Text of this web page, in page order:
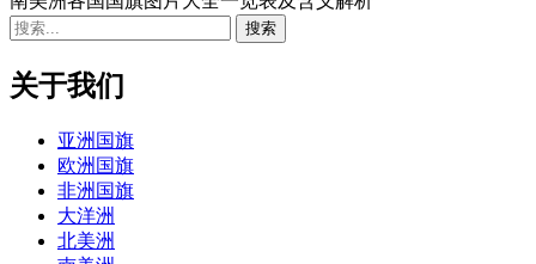
关于我们
亚洲国旗
欧洲国旗
非洲国旗
大洋洲
北美洲